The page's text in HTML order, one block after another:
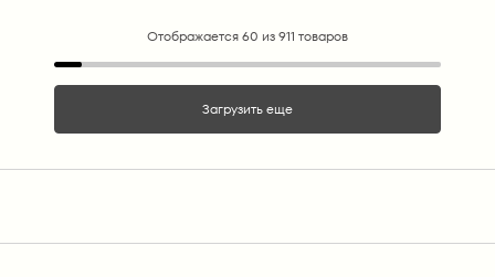
Отображается 60 из 911 товаров
Загрузить еще